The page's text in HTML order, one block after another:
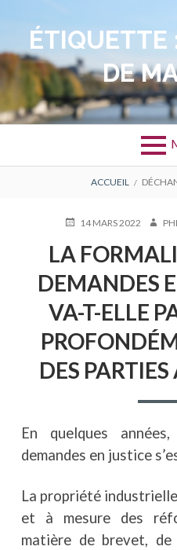
contenuÉTIQUETTE
DE
D'ARIANE
ACCUEIL
PUBLIÉ14 MARS 2022
LA
DEMANDES
VA-T-ELLE
DES PARTIES
En quelques
demandes en justice
La propriété
et à mesure des
matière de brevet,